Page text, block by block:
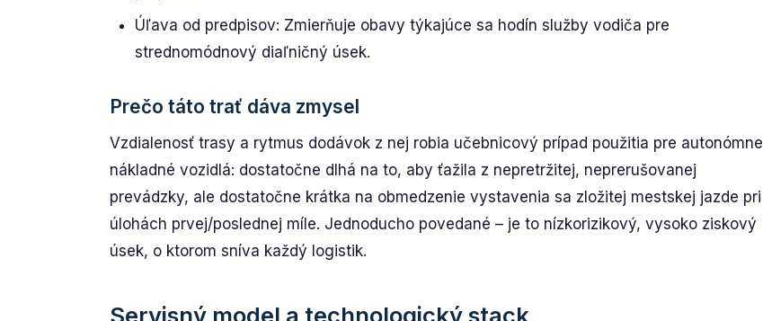
Úľava od predpisov: Zmierňuje obavy týkajúce sa hodín služby vodiča pre
strednomódnový diaľničný úsek.
Prečo táto trať dáva zmysel
Vzdialenosť trasy a rytmus dodávok z nej robia učebnicový prípad použitia pre autonómne
nákladné vozidlá: dostatočne dlhá na to, aby ťažila z nepretržitej, neprerušovanej
prevádzky, ale dostatočne krátka na obmedzenie vystavenia sa zložitej mestskej jazde pri
úlohách prvej/poslednej míle. Jednoducho povedané – je to nízkorizikový, vysoko ziskový
úsek, o ktorom sníva každý logistik.
Servisný model a technologický stack